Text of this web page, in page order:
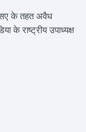
के तहत अवैध
के राष्ट्रीय उपाध्यक्ष